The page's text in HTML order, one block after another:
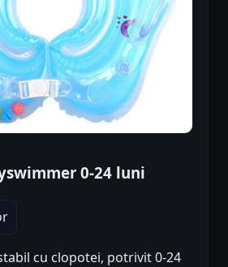
0-24 luni
cu clopotei, potrivit 0-24